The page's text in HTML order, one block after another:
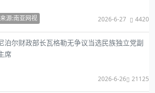
来源:南亚网视 2026-6-27 4420
泊尔财政部长瓦格勒无争议当选民族独立党副
席
2026-6-26 21125